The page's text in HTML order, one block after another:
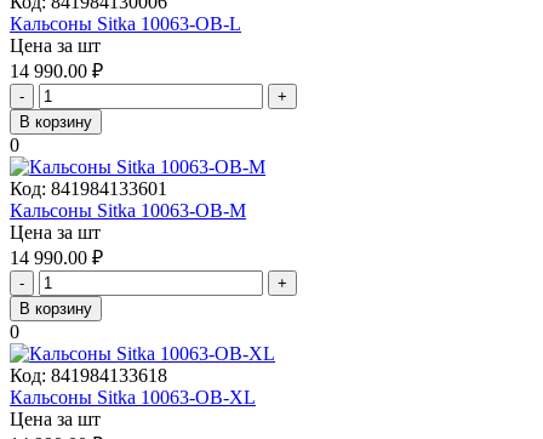
Кальсоны Sitka 10063-OB-L
Цена за шт
14 990.00 ₽
-
+
В корзину
0
Код: 841984133601
Кальсоны Sitka 10063-OB-М
Цена за шт
14 990.00 ₽
-
+
В корзину
0
Код: 841984133618
Кальсоны Sitka 10063-OB-ХL
Цена за шт